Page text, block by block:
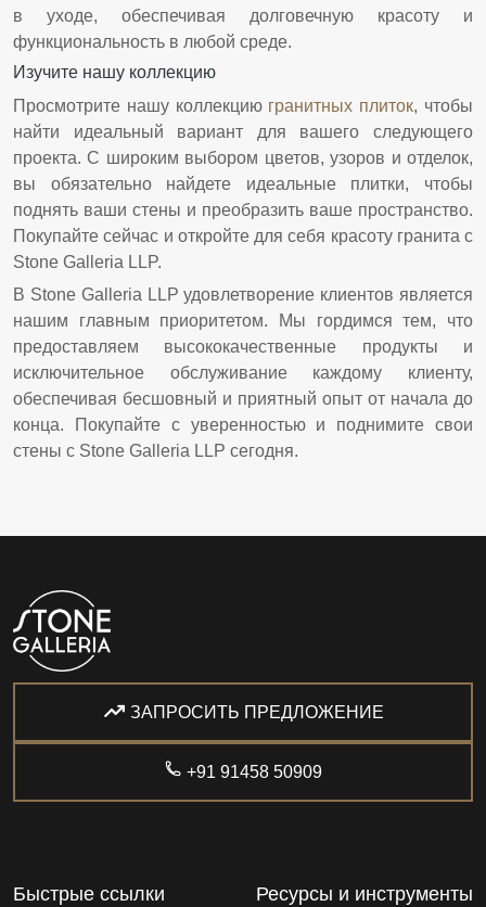
в уходе, обеспечивая долговечную красоту и
функциональность в любой среде.
Изучите нашу коллекцию
Просмотрите нашу коллекцию гранитных плиток, чтобы
найти идеальный вариант для вашего следующего
проекта. С широким выбором цветов, узоров и отделок,
вы обязательно найдете идеальные плитки, чтобы
поднять ваши стены и преобразить ваше пространство.
Покупайте сейчас и откройте для себя красоту гранита с
Stone Galleria LLP.
В Stone Galleria LLP удовлетворение клиентов является
нашим главным приоритетом. Мы гордимся тем, что
предоставляем высококачественные продукты и
исключительное обслуживание каждому клиенту,
обеспечивая бесшовный и приятный опыт от начала до
конца. Покупайте с уверенностью и поднимите свои
стены с Stone Galleria LLP сегодня.
ЗАПРОСИТЬ ПРЕДЛОЖЕНИЕ
+91 91458 50909
Быстрые ссылки Ресурсы и инструменты